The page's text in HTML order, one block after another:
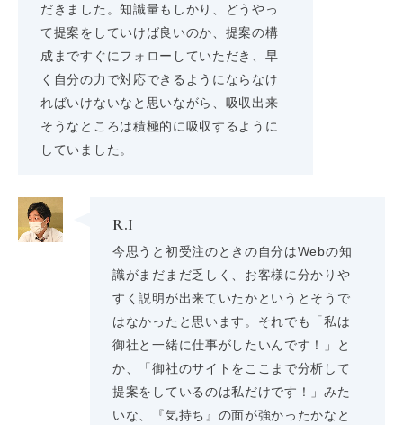
だきました。知識量もしかり、どうやっ
て提案をしていけば良いのか、提案の構
成まですぐにフォローしていただき、早
く自分の力で対応できるようにならなけ
ればいけないなと思いながら、吸収出来
そうなところは積極的に吸収するように
していました。
R.I
今思うと初受注のときの自分はWebの知
識がまだまだ乏しく、お客様に分かりや
すく説明が出来ていたかというとそうで
はなかったと思います。それでも「私は
御社と一緒に仕事がしたいんです！」と
か、「御社のサイトをここまで分析して
提案をしているのは私だけです！」みた
いな、『気持ち』の面が強かったかなと